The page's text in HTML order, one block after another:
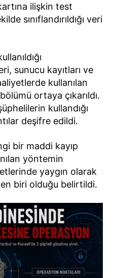
ilişkin test
sınıflandırıldığı veri
sunucu kayıtları ve
kullanılan
ortaya çıkarıldı.
kullandığı
deşifre edildi.
bir maddi kayıp
yöntemin
yaygın olarak
biri olduğu belirtildi.